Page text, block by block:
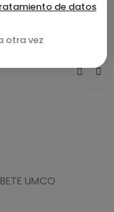
UMCO
de datos
otra vez